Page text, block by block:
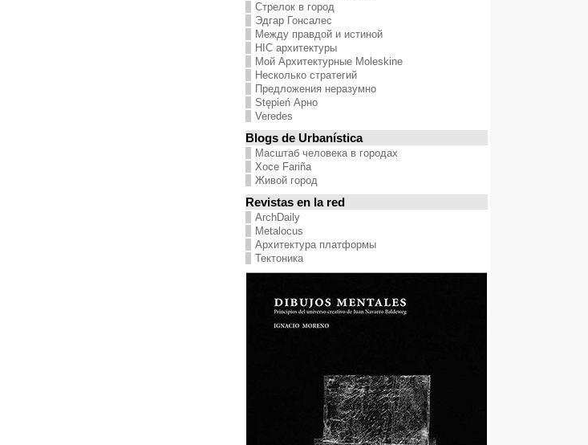
Стрелок в город
Эдгар Гонсалес
Между правдой и истиной
HIC архитектуры
Мой Архитектурные Moleskine
Несколько стратегий
Предложения неразумно
Stępień Арно
Veredes
Blogs de Urbanística
Масштаб человека в городах
Хосе Fariña
Живой город
Revistas en la red
ArchDaily
Metalocus
Архитектура платформы
Тектоника